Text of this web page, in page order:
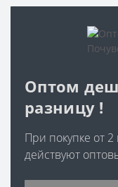
Оптом
разницу !
При покупке от
действуют